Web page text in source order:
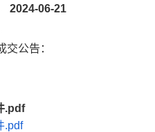
2024-06-21
交公告：
.pdf
.pdf